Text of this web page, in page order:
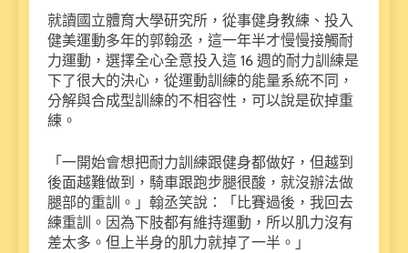
就讀國立體育大學研究所，從事健身教練、投入
健美運動多年的郭翰丞，這一年半才慢慢接觸耐
力運動，選擇全心全意投入這 16 週的耐力訓練是
下了很大的決心，從運動訓練的能量系統不同，
分解與合成型訓練的不相容性，可以說是砍掉重
練。
「一開始會想把耐力訓練跟健身都做好，但越到
後面越難做到，騎車跟跑步腿很酸，就沒辦法做
腿部的重訓。」翰丞笑說：「比賽過後，我回去
練重訓。因為下肢都有維持運動，所以肌力沒有
差太多。但上半身的肌力就掉了一半。」